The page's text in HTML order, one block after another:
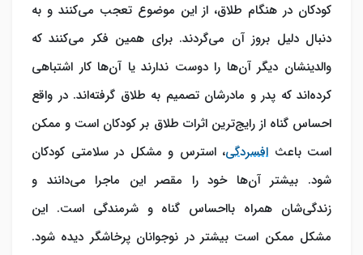
کودکان در هنگام طلاق، از این موضوع تعجب می‌کنند و به
دنبال دلیل بروز آن می‌گردند. برای همین فکر می‌کنند که
والدینشان دیگر آن‌ها را دوست ندارند یا آن‌ها کار اشتباهی
کرده‌اند که پدر و مادرشان تصمیم به طلاق گرفته‌اند. در واقع
احساس گناه از رایج‌تریناثرات طلاق بر کودکان است و ممکن
است باعث افسردگی، استرس و مشکل در سلامتی کودکان
شود. بیشتر آن‌ها خود را مقصر این ماجرا می‌دانند و
زندگی‌شان همراه بااحساس گناه و شرمندگی است. این
مشکل ممکن است بیشتر در نوجوانان پرخاشگر دیده شود.